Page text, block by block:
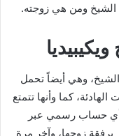
الشيخ ومن هي زوجته.
وهي أيضاً تحمل
كما وأنها تتمتع
أي حساب رسمي عبر
زوجها، وآخر مرة